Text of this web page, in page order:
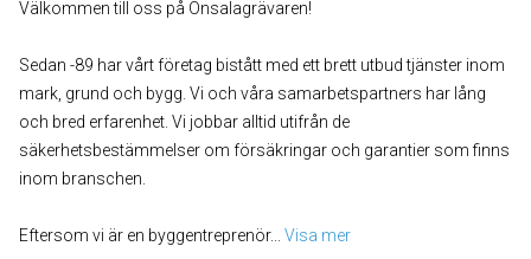
Välkommen till oss på Onsalagrävaren!
Sedan -89 har vårt företag bistått med ett brett utbud tjänster inom
mark, grund och bygg. Vi och våra samarbetspartners har lång
och bred erfarenhet. Vi jobbar alltid utifrån de
säkerhetsbestämmelser om försäkringar och garantier som finns
inom branschen.
Eftersom vi är en byggentreprenör... Visa mer